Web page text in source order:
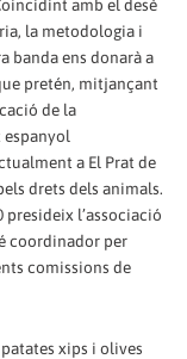
amb el desè
la metodologia i
banda ens donarà a
pretén, mitjançant
de la
a El Prat de
drets dels animals.
presideix l’associació
coordinador per
comissions de
patates xips i olives